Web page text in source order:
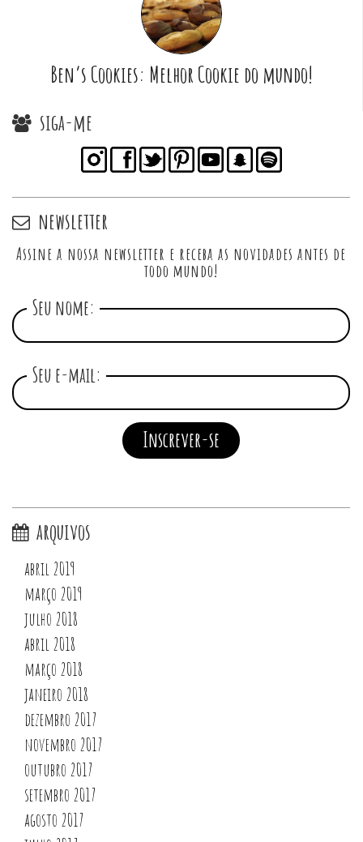
Ben’s Cookies: Melhor Cookie do mundo!
siga-me
newsletter
Assine a nossa newsletter e receba as novidades antes de
todo mundo!
Seu nome:
Seu e-mail:
arquivos
abril 2019
março 2019
julho 2018
abril 2018
março 2018
janeiro 2018
dezembro 2017
novembro 2017
outubro 2017
setembro 2017
agosto 2017